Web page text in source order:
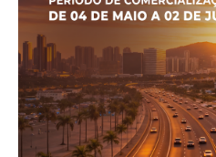
Planos de assinatura
Minha conta